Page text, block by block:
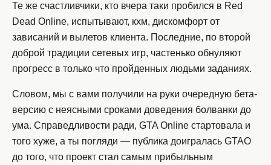
Те же счастливчики, кто вчера таки пробился в Red
Dead Online, испытывают, кхм, дискомфорт от
зависаний и вылетов клиента. Последние, по второй
доброй традиции сетевых игр, частенько обнуляют
прогресс в только что пройденных людьми заданиях.
Словом, мы с вами получили на руки очередную бета-
версию с неясными сроками доведения болванки до
ума. Справедливости ради, GTA Online стартовала и
того хуже, а ты погляди — публика доигралась GTAO
до того, что проект стал самым прибыльным